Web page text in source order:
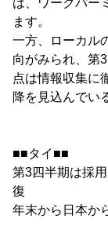
は、ワークパー
ます。
一方、ローカル
向がみられ、第
点は情報収集に
降を見込んでい
■■タイ■■
第3四半期は採
復
年末から日本か